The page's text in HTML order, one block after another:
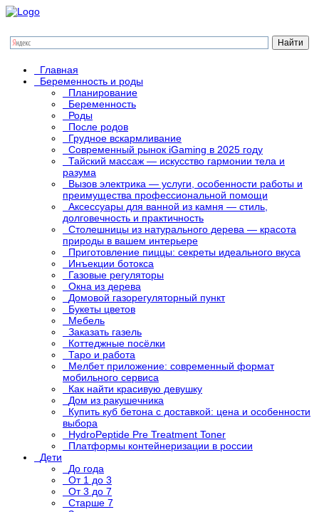
Главная
Беременность и роды
Планирование
Беременность
Роды
После родов
Грудное вскармливание
Современный рынок iGaming в 2025 году
Тайский массаж — искусство гармонии тела и
разума
Вызов электрика — услуги, особенности работы и
преимущества профессиональной помощи
Аксессуары для ванной из камня — стиль,
долговечность и практичность
Столешницы из натурального дерева — красота
природы в вашем интерьере
Приготовление пиццы: секреты идеального вкуса
Инъекции ботокса
Газовые регуляторы
Окна из дерева
Домовой газорегуляторный пункт
Букеты цветов
Мебель
Заказать газель
Коттеджные посёлки
Таро и работа
Мелбет приложение: современный формат
мобильного сервиса
Как найти красивую девушку
Дом из ракушечника
Купить куб бетона с доставкой: цена и особенности
выбора
HydroPeptide Pre Treatment Toner
Платформы контейнеризации в россии
Дети
До года
От 1 до 3
От 3 до 7
Старше 7